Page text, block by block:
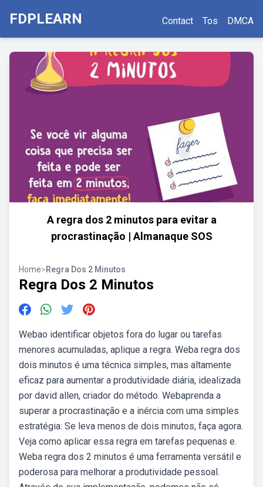
FDPLEARN Contact Tos DMCA
A regra dos 2 minutos para evitar a
procrastinação | Almanaque SOS
Home>Regra Dos 2 Minutos
Regra Dos 2 Minutos
Webao identificar objetos fora do lugar ou tarefas
menores acumuladas, aplique a regra. Weba regra dos
dois minutos é uma técnica simples, mas altamente
eficaz para aumentar a produtividade diária, idealizada
por david allen, criador do método. Webaprenda a
superar a procrastinação e a inércia com uma simples
estratégia: Se leva menos de dois minutos, faça agora.
Veja como aplicar essa regra em tarefas pequenas e.
Weba regra dos 2 minutos é uma ferramenta versátil e
poderosa para melhorar a produtividade pessoal.